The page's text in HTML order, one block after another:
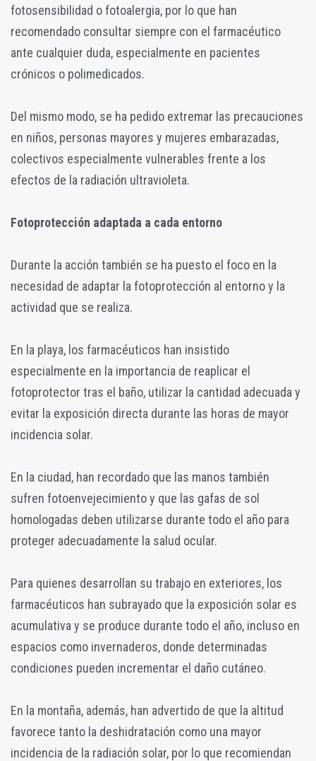
fotosensibilidad o fotoalergia, por lo que han
recomendado consultar siempre con el farmacéutico
ante cualquier duda, especialmente en pacientes
crónicos o polimedicados.
Del mismo modo, se ha pedido extremar las precauciones
en niños, personas mayores y mujeres embarazadas,
colectivos especialmente vulnerables frente a los
efectos de la radiación ultravioleta.
Fotoprotección adaptada a cada entorno
Durante la acción también se ha puesto el foco en la
necesidad de adaptar la fotoprotección al entorno y la
actividad que se realiza.
En la playa, los farmacéuticos han insistido
especialmente en la importancia de reaplicar el
fotoprotector tras el baño, utilizar la cantidad adecuada y
evitar la exposición directa durante las horas de mayor
incidencia solar.
En la ciudad, han recordado que las manos también
sufren fotoenvejecimiento y que las gafas de sol
homologadas deben utilizarse durante todo el año para
proteger adecuadamente la salud ocular.
Para quienes desarrollan su trabajo en exteriores, los
farmacéuticos han subrayado que la exposición solar es
acumulativa y se produce durante todo el año, incluso en
espacios como invernaderos, donde determinadas
condiciones pueden incrementar el daño cutáneo.
En la montaña, además, han advertido de que la altitud
favorece tanto la deshidratación como una mayor
incidencia de la radiación solar, por lo que recomiendan